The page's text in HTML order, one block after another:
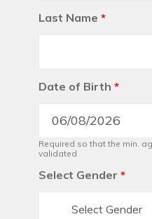
Last Name *
Date of Birth *
Required so that the min.
validated
Select Gender *
Select Gender